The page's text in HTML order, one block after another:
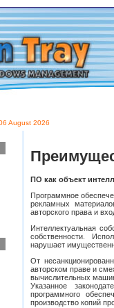
August 2026
ПО как объект
Программное
рекламных
авторского права и
Интеллектуальная
собственности.
нарушает
От
авторском праве и
вычислительных
Указанное
программного
производство копий